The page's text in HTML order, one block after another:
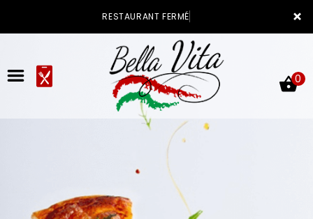
×
RESTAURANT FERMÉ
ACCUEIL
0